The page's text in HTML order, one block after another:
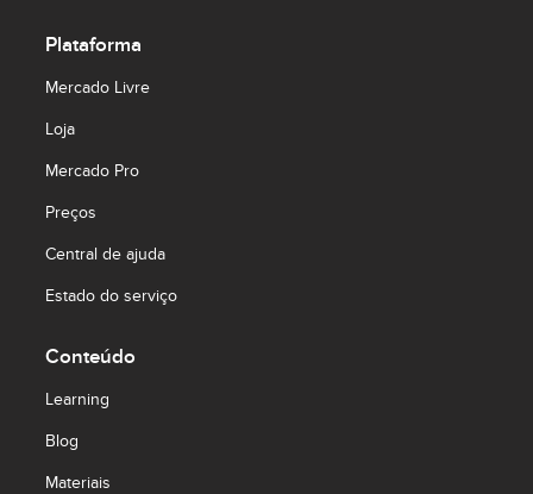
Plataforma
Mercado Livre
Loja
Mercado Pro
Preços
Central de ajuda
Estado do serviço
Conteúdo
Learning
Blog
Materiais